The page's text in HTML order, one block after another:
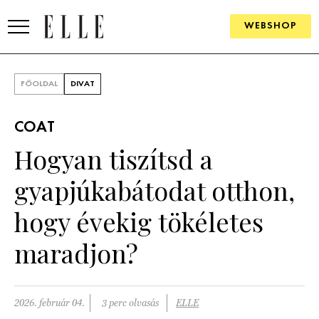
WEBSHOP
SZÉPSÉG
KULTÚRA
PSZICHÉ
PÁRKAPCSOLAT
FŐOLDAL DIVAT
COAT
Hogyan tiszítsd a
gyapjúkabátodat otthon,
hogy évekig tökéletes
maradjon?
2026. február 04. 3 perc olvasás ELLE